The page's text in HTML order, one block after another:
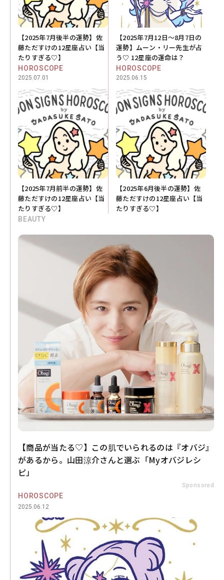
【2025年7月後半の運勢】佐
藤ただすけの12星座占い【当
たりすぎる♡】
【2025年7月12日～8月7日の
運勢】ムーン・リー先生が占
う♡ 12星座の運命は？
HOROSCOPE
2025.07.01
【2025年7月前半の運勢】佐
藤ただすけの12星座占い【当
たりすぎる♡】
HOROSCOPE
2025.06.15
【2025年6月後半の運勢】佐
藤ただすけの12星座占い【当
たりすぎる♡】
BEAUTY
【商品が当たる♡】この肌でいられるのは『オバジ』
があるから。山田涼介さんと選ぶ「Myオバジレシ
ピ」
Sponsored
HOROSCOPE
2025.06.12